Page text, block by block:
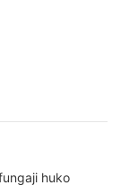
huko